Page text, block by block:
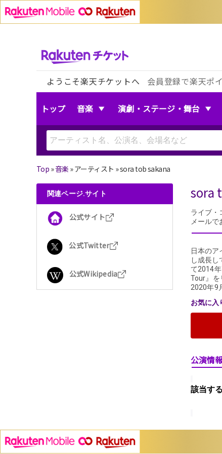
ようこそ楽天チケットへ 会員登録で楽天ポ
トップ 音楽 演劇・ステージ・舞台
Top »音楽 » アーティスト »sora tob sakana
関連ページ.サイト
公式サイト
公式Twitter
公式Wikipedia
sora
ライブ・
メールで
日本のア
し成長
て2014
Tour』を
2020年9
お気に
公演情
該当す